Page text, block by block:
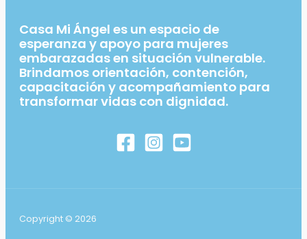
Casa Mi Ángel es un espacio de
esperanza y apoyo para mujeres
embarazadas en situación vulnerable.
Brindamos orientación, contención,
capacitación y acompañamiento para
transformar vidas con dignidad.
Copyright © 2026